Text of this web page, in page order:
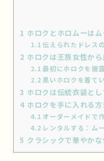
1 ホロクとホロムーは
1.1 伝えられたドレス
2 ホロクは王族女性か
2.1 最初にホロクを披
2.2 黒いホロクを着て
3 ホロクは伝統衣装と
4 ホロクを手に入れる
4.1 オーダーメイドで
4.2 レンタルする：ム
5 クラシックで華やか